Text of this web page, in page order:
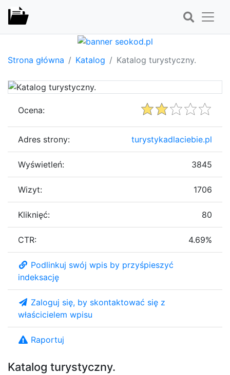
Strona główna Katalog Katalog turystyczny.
Katalog turystyczny.
Ocena:
Adres strony: turystykadlaciebie.pl
Wyświetleń: 3845
Wizyt: 1706
Kliknięć: 80
CTR: 4.69%
Podlinkuj swój wpis by przyśpieszyć
indeksację
Zaloguj się, by skontaktować się z
właścicielem wpisu
Raportuj